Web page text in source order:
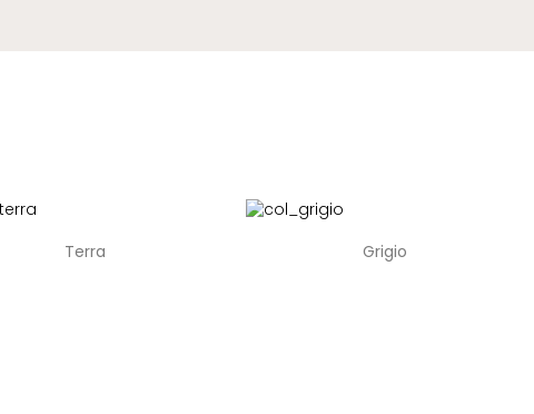
Terra Grigio